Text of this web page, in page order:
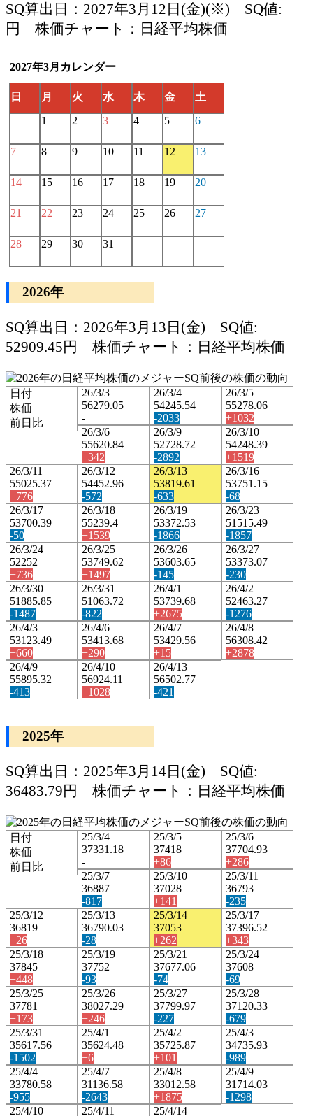
SQ算出日：2027年3月12日(金)(※) SQ値:
円 株価チャート：日経平均株価
2027年3月カレンダー
日 月 火 水 木 金
土
1
2 3 4 5 6
7 8 9 10 11 12 13
14 15 16 17 18 19 20
21 22 23 24 25 26 27
28 29 30 31
2026年
SQ算出日：2026年3月13日(金) SQ値:
52909.45円 株価チャート：日経平均株価
日付
株価
前日比
26/3/3
56279.05
-
26/3/4
54245.54
-2033
26/3/5
55278.06
+1032
26/3/6
55620.84
+342
26/3/9
52728.72
-2892
26/3/10
54248.39
+1519
26/3/11
55025.37
+776
26/3/12
54452.96
-572
26/3/13
53819.61
-633
26/3/16
53751.15
-68
26/3/17
53700.39
-50
26/3/18
55239.4
+1539
26/3/19
53372.53
-1866
26/3/23
51515.49
-1857
26/3/24
52252
+736
26/3/25
53749.62
+1497
26/3/26
53603.65
-145
26/3/27
53373.07
-230
26/3/30
51885.85
-1487
26/3/31
51063.72
-822
26/4/1
53739.68
+2675
26/4/2
52463.27
-1276
26/4/3
53123.49
+660
26/4/6
53413.68
+290
26/4/7
53429.56
+15
26/4/8
56308.42
+2878
26/4/9
55895.32
-413
26/4/10
56924.11
+1028
26/4/13
56502.77
-421
2025年
SQ算出日：2025年3月14日(金) SQ値:
36483.79円 株価チャート：日経平均株価
日付
株価
前日比
25/3/4
37331.18
-
25/3/5
37418
+86
25/3/6
37704.93
+286
25/3/7
36887
-817
25/3/10
37028
+141
25/3/11
36793
-235
25/3/12
36819
+26
25/3/13
36790.03
-28
25/3/14
37053
+262
25/3/17
37396.52
+343
25/3/18
37845
+448
25/3/19
37752
-93
25/3/21
37677.06
-74
25/3/24
37608
-69
25/3/25
37781
+173
25/3/26
38027.29
+246
25/3/27
37799.97
-227
25/3/28
37120.33
-679
25/3/31
35617.56
-1502
25/4/1
35624.48
+6
25/4/2
35725.87
+101
25/4/3
34735.93
-989
25/4/4
33780.58
-955
25/4/7
31136.58
-2643
25/4/8
33012.58
+1875
25/4/9
31714.03
-1298
25/4/10
25/4/11 25/4/14